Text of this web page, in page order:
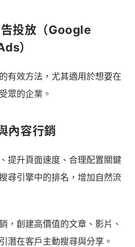
告投放（Google
）
有效方法，尤其適用於想要在
眾的企業。
內容行銷
提升頁面速度、合理配置關鍵
尋引擎中的排名，增加自然流
，創建高價值的文章、影片、
潛在客戶主動搜尋與分享。